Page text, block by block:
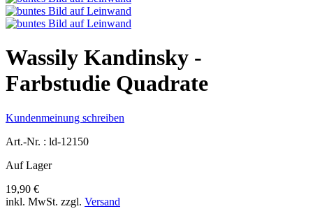
Wassily Kandinsky -
Farbstudie Quadrate
Kundenmeinung schreiben
Art.-Nr. : ld-12150
Auf Lager
19,90 €
inkl. MwSt. zzgl. Versand